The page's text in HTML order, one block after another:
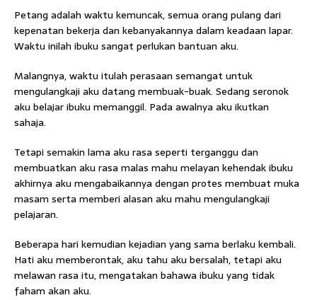
Petang adalah waktu kemuncak, semua orang pulang dari
kepenatan bekerja dan kebanyakannya dalam keadaan lapar.
Waktu inilah ibuku sangat perlukan bantuan aku.
Malangnya, waktu itulah perasaan semangat untuk
mengulangkaji aku datang membuak-buak. Sedang seronok
aku belajar ibuku memanggil. Pada awalnya aku ikutkan
sahaja.
Tetapi semakin lama aku rasa seperti terganggu dan
membuatkan aku rasa malas mahu melayan kehendak ibuku
akhirnya aku mengabaikannya dengan protes membuat muka
masam serta memberi alasan aku mahu mengulangkaji
pelajaran.
Beberapa hari kemudian kejadian yang sama berlaku kembali.
Hati aku memberontak, aku tahu aku bersalah, tetapi aku
melawan rasa itu, mengatakan bahawa ibuku yang tidak
faham akan aku.